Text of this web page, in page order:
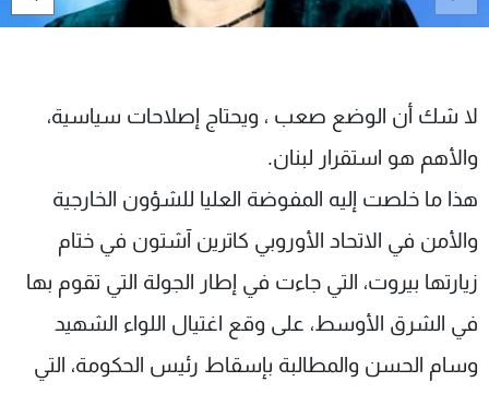
لا شك أن الوضع صعب ، ويحتاج إصلاحات سياسية،
والأهم هو استقرار لبنان.
هذا ما خلصت إليه المفوضة العليا للشؤون الخارجية
والأمن في الاتحاد الأوروبي كاترين آشتون في ختام
زيارتها بيروت، التي جاءت في إطار الجولة التي تقوم بها
في الشرق الأوسط، على وقع اغتيال اللواء الشهيد
وسام الحسن والمطالبة بإسقاط رئيس الحكومة، التي
البرامج
الترددات
الإنـتـاج
تواصل معنا
سياسة الخصوصية